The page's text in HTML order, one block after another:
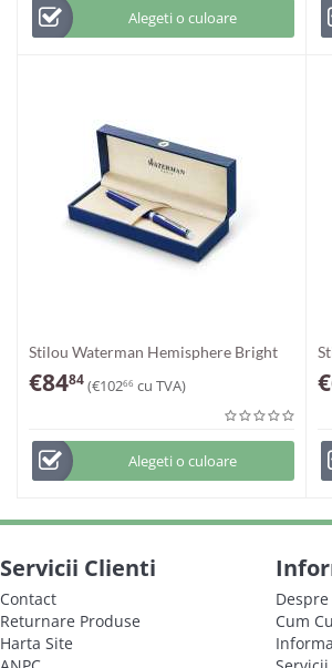
Alegeti o culoare
Stilou Waterman Hemisphere Bright
Blue PDT
€8484(€10266 cu TVA)
Alegeti o culoare
€
Servicii Clienti
Contact
Returnare Produse
Harta Site
Cum